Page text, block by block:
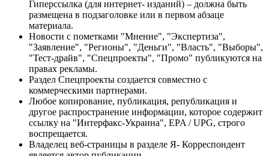
Гиперссылка (для интернет- изданий) – должна быть
размещена в подзаголовке или в первом абзаце
материала.
Новости с пометками "Мнение", "Экспертиза",
"Заявление", "Регионы", "Деньги", "Власть", "Выборы",
"Тест-драйв", "Спецпроекты", "Промо" публикуются на
правах рекламы.
Раздел Спецпроекты создается совместно с
коммерческими партнерами.
Любое копирование, публикация, републикация и
другое распространение информации, которое содержит
ссылку на "Интерфакс-Украина", EPA / UPG, строго
воспрещается.
Владелец веб-страницы в разделе Я- Корреспондент